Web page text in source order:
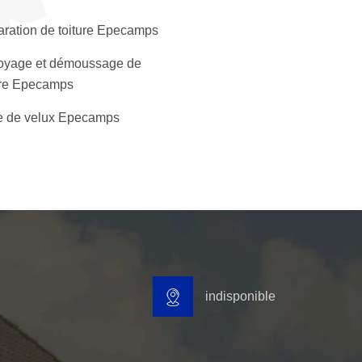
de toiture Epecamps
et démoussage de
Epecamps
de velux Epecamps
indisponible